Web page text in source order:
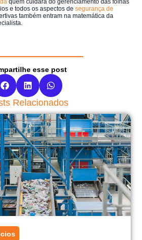
e todos os aspectos desegurança de
também entram na matemática da
esse post
Relacionados